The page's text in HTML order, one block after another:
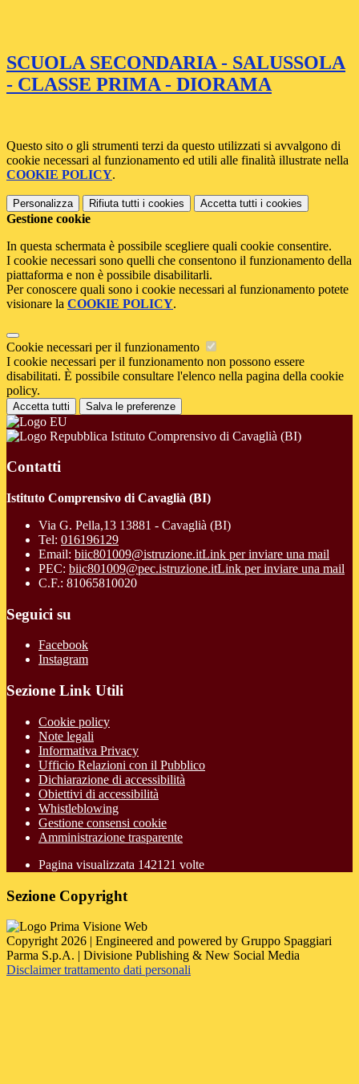
SCUOLA SECONDARIA - SALUSSOLA
- CLASSE PRIMA - DIORAMA
Questo sito o gli strumenti terzi da questo utilizzati si avvalgono di
cookie necessari al funzionamento ed utili alle finalità illustrate nella
COOKIE POLICY.
Personalizza Rifiuta tutti i cookies Accetta tutti i cookies
Gestione cookie
In questa schermata è possibile scegliere quali cookie consentire.
I cookie necessari sono quelli che consentono il funzionamento della
piattaforma e non è possibile disabilitarli.
Per conoscere quali sono i cookie necessari al funzionamento potete
visionare la COOKIE POLICY.
Cookie necessari per il funzionamento
I cookie necessari per il funzionamento non possono essere
disabilitati. È possibile consultare l'elenco nella pagina della cookie
policy.
Accetta tutti Salva le preferenze
Istituto Comprensivo di Cavaglià (BI)
Contatti
Istituto Comprensivo di Cavaglià (BI)
Via G. Pella,13 13881 - Cavaglià (BI)
Tel: 016196129
Email: biic801009@istruzione.itLink per inviare una mail
PEC: biic801009@pec.istruzione.itLink per inviare una mail
C.F.: 81065810020
Seguici su
Facebook
Instagram
Sezione Link Utili
Cookie policy
Note legali
Informativa Privacy
Ufficio Relazioni con il Pubblico
Dichiarazione di accessibilità
Obiettivi di accessibilità
Whistleblowing
Gestione consensi cookie
Amministrazione trasparente
Pagina visualizzata 142121 volte
Sezione Copyright
Copyright 2026 | Engineered and powered by Gruppo Spaggiari
Parma S.p.A. | Divisione Publishing & New Social Media
Disclaimer trattamento dati personali